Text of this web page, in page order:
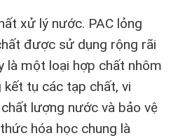
xử lý nước. PAC lỏng
được sử dụng rộng rãi
là một loại hợp chất nhôm
kết tụ các tạp chất, vi
lượng nước và bảo vệ
hóa học chung là